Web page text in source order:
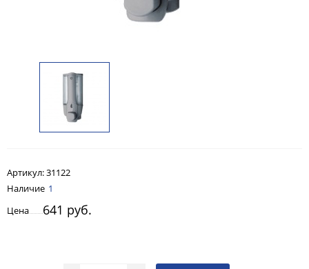
Артикул:31122
Наличие 1
Цена
641 руб.